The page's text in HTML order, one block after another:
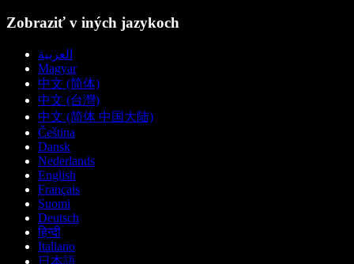
Zobraziť v iných jazykoch
العربية
Magyar
中文 (简体)
中文 (台灣)
中文 (简体 中国大陆)
Čeština
Dansk
Nederlands
English
Français
Suomi
Deutsch
हिन्दी
Italiano
日本語